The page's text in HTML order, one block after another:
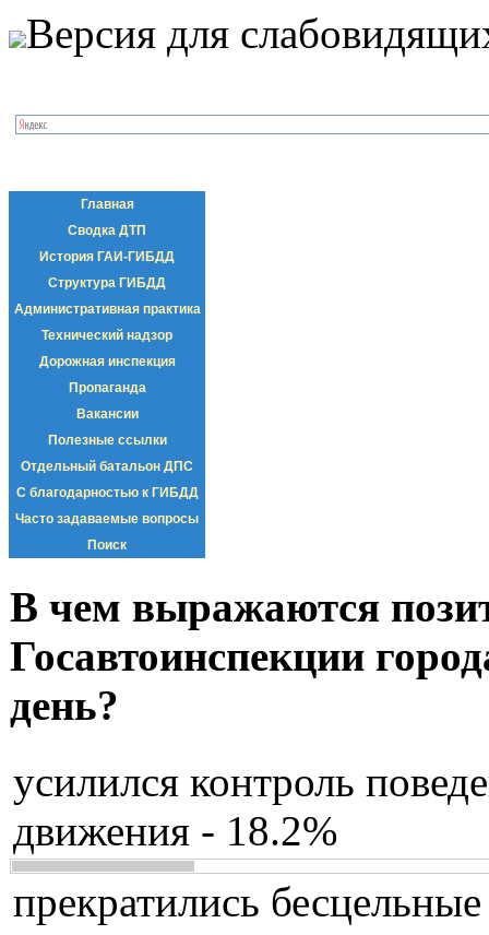
Версия для
Главная
Сводка ДТП
История ГАИ-ГИБДД
Структура ГИБДД
Административная практика
Технический надзор
Дорожная инспекция
Пропаганда
Вакансии
Полезные ссылки
Отдельный батальон ДПС
С благодарностью к ГИБДД
Часто задаваемые вопросы
Поиск
В чем выражаются
Госавтоинспекции
день?
усилился контроль
движения - 18.2%
прекратились